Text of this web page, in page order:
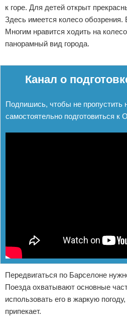
к горе. Для детей открыт
Здесь имеется колесо обозрения.
Многим нравится ходить на
панорамный вид города.
Канал о
Подпишись, чтобы не пропустить
самостоятельно подготовиться
Передвигаться по Барселоне
Поезда охватывают основные
использовать его в жаркую
припекает.